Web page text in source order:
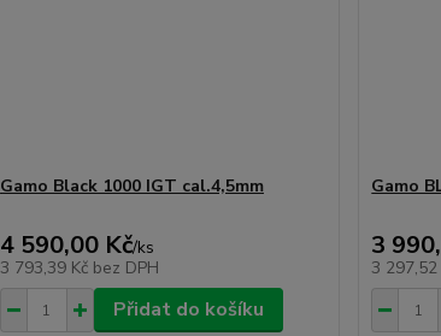
Gamo Black 1000 IGT cal.4,5mm
4 590,00 Kč/ks
3 793,39 Kč bez DPH
Přidat do košíku
Gamo
3
3 297,52